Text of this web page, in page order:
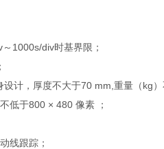
1000s/div时基界限；
计，厚度不大于70 mm,重量（kg
低于800 × 480 像素 ；
线跟踪；